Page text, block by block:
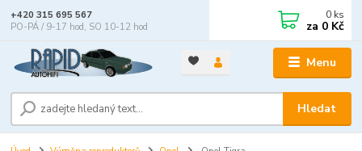
Menu
Hledat
+420 315 695 567
PO-PÁ / 9-17 hod, SO 10-12 hod
0 ks
za 0 Kč